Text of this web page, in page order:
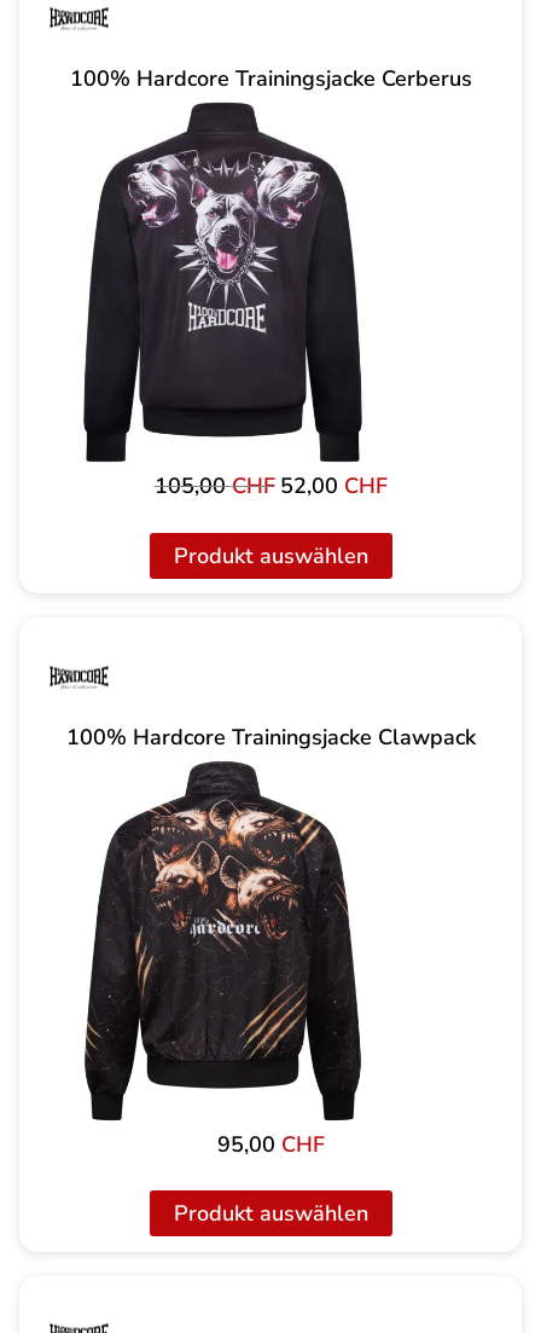
100% Hardcore Trainingsjacke Cerberus
105,00CHF Ursprünglicher
105,00 CHF
52,00 CHFAktueller
ist:
52,00 CHF.
Produkt auswählen
100% Hardcore Trainingsjacke Clawpack
95,00 CHF
Produkt auswählen